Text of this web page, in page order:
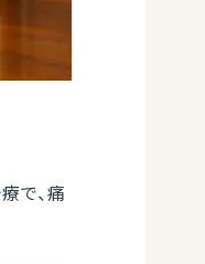
で、痛